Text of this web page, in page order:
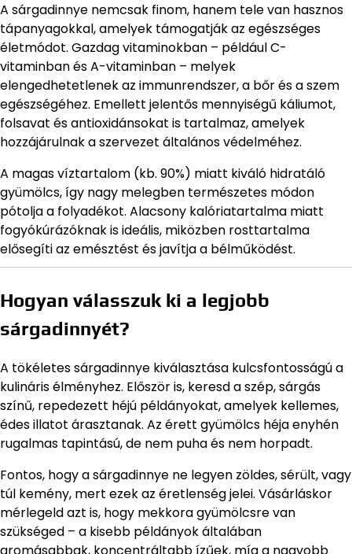
A sárgadinnye nemcsak finom, hanem tele van hasznos
tápanyagokkal, amelyek támogatják az egészséges
életmódot. Gazdag vitaminokban – például C-
vitaminban és A-vitaminban – melyek
elengedhetetlenek az immunrendszer, a bőr és a szem
egészségéhez. Emellett jelentős mennyiségű káliumot,
folsavat és antioxidánsokat is tartalmaz, amelyek
hozzájárulnak a szervezet általános védelméhez.
A magas víztartalom (kb. 90%) miatt kiváló hidratáló
gyümölcs, így nagy melegben természetes módon
pótolja a folyadékot. Alacsony kalóriatartalma miatt
fogyókúrázóknak is ideális, miközben rosttartalma
elősegíti az emésztést és javítja a bélműködést.
Hogyan válasszuk ki a legjobb
sárgadinnyét?
A tökéletes sárgadinnye kiválasztása kulcsfontosságú a
kulináris élményhez. Először is, keresd a szép, sárgás
színű, repedezett héjú példányokat, amelyek kellemes,
édes illatot árasztanak. Az érett gyümölcs héja enyhén
rugalmas tapintású, de nem puha és nem horpadt.
Fontos, hogy a sárgadinnye ne legyen zöldes, sérült, vagy
túl kemény, mert ezek az éretlenség jelei. Vásárláskor
mérlegeld azt is, hogy mekkora gyümölcsre van
szükséged – a kisebb példányok általában